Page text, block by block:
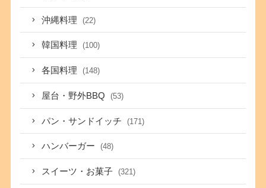
沖縄料理 (22)
韓国料理 (100)
各国料理 (148)
屋台・野外BBQ (53)
パン・サンドイッチ (171)
ハンバーガー (48)
スイーツ・お菓子 (321)